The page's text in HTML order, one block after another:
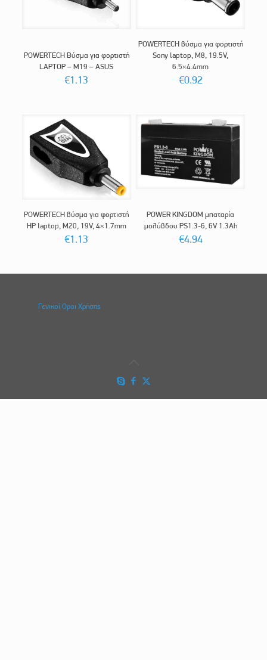
POWERTECH Βύσμα για φορτιστή
LAPTOP – M19 – ASUS
€1.13
POWERTECH βύσμα για φορτιστή
Sony laptop, M8, 19.5V,
6.5×4.4mm
€0.92
POWERTECH βύσμα για φορτιστή
HP laptop, M20, 19V, 4×1.7mm
€1.13
POWER KINGDOM μπαταρία
μολύβδου PS1.3-6, 6V 1.3Ah
€4.94
Γενικοί Οροι Χρήσης